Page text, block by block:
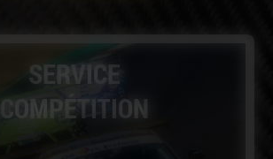
SERVICE
COMPÉTITION